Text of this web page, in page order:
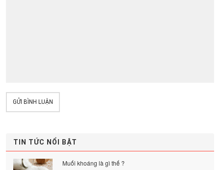
GỬI BÌNH LUẬN
TIN TỨC NỔI BẬT
Muối khoáng là gì thế ?